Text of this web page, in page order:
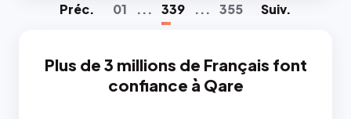
Préc. 01 ... 339 ... 355 Suiv.
Plus de 3 millions de Français font
confiance à Qare